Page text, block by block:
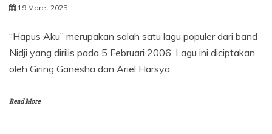
19 Maret 2025
“Hapus Aku” merupakan salah satu lagu populer dari band
Nidji yang dirilis pada 5 Februari 2006. Lagu ini diciptakan
oleh Giring Ganesha dan Ariel Harsya,
Read More